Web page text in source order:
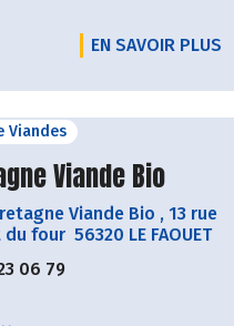
EN SAVOIR PLUS
Viandes
le producteur
Viande Bio
Viande Bio , 13 rue
du four 56320 LE FAOUET
06 79